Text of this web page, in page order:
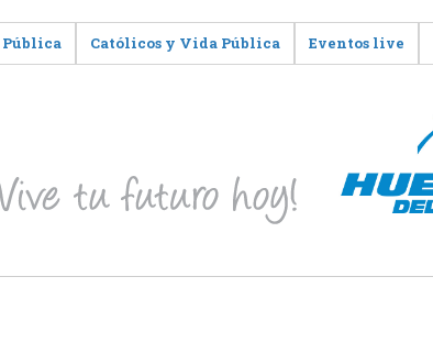
Católicos y Vida Pública Eventos live